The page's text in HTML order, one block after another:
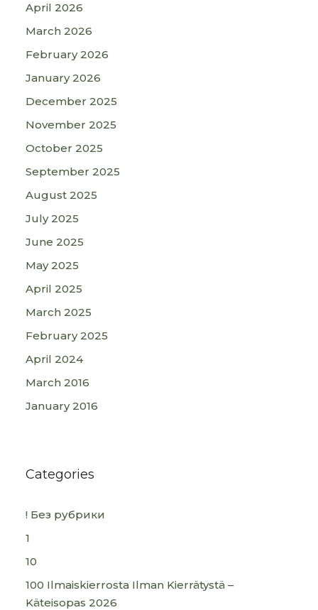
April 2026
March 2026
February 2026
January 2026
December 2025
November 2025
October 2025
September 2025
August 2025
July 2025
June 2025
May 2025
April 2025
March 2025
February 2025
April 2024
March 2016
January 2016
Categories
! Без рубрики
1
10
100 Ilmaiskierrosta Ilman Kierrätystä –
Käteisopas 2026